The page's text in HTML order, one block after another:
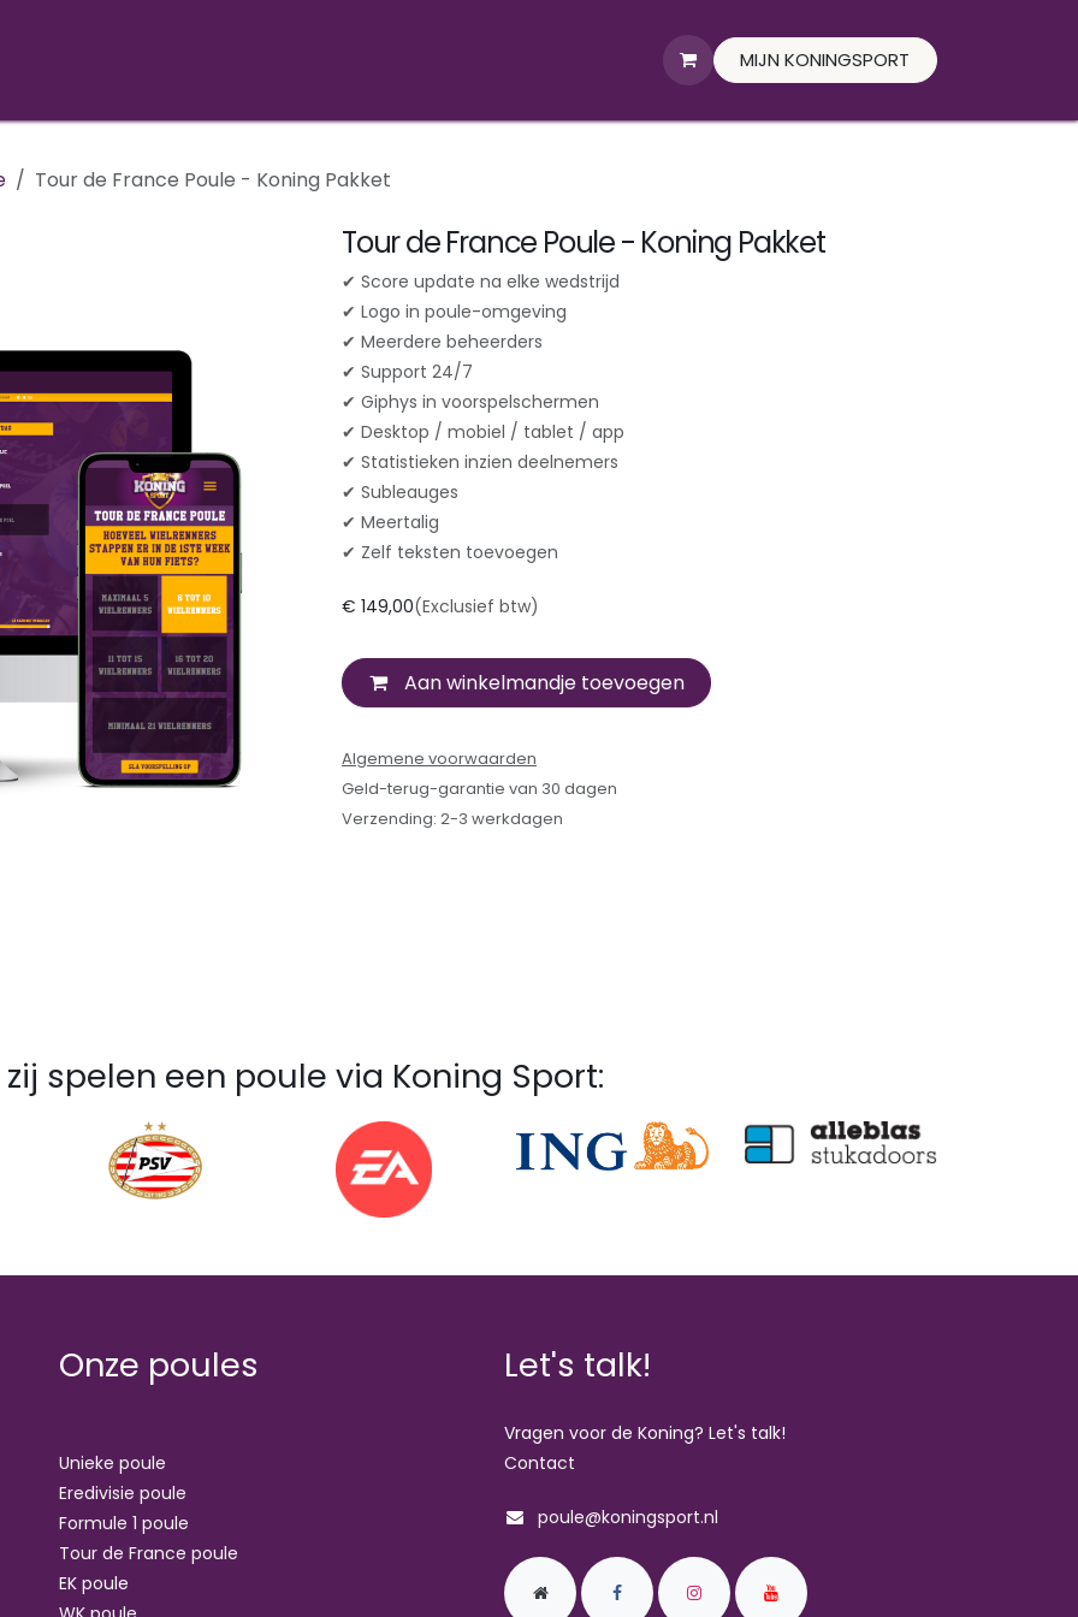
MIJN KONINGSPORT
Tour de France Poule - Koning Pakket
Tour de France Poule - Koning Pakket
✔ Score update na elke wedstrijd
✔ Logo in poule-omgeving
✔ Meerdere beheerders
✔ Support 24/7
✔ Giphys in voorspelschermen
✔ Desktop / mobiel / tablet / app
✔ Statistieken inzien deelnemers
✔ Subleauges
✔ Meertalig
✔ Zelf teksten toevoegen
€ 149,00(Exclusief btw)
Aan winkelmandje toevoegen
Algemene voorwaarden
Geld-terug-garantie van 30 dagen
Verzending: 2-3 werkdagen
zij spelen een poule via Koning Sport:
Onze poules
Unieke poule
Eredivisie poule
Formule 1 poule
Tour de France poule
EK poule
Let's talk!
Vragen voor de Koning? Let's talk!
Contact
poule@koningsport.nl